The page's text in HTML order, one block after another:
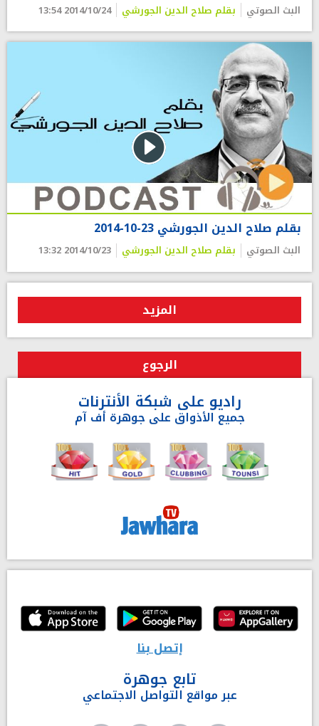
البث الصوتي بقلم صلاح الدين الجورشي 2014/10/24 13:54
بقلم صلاح الدين الجورشي 23-10-2014
البث الصوتي بقلم صلاح الدين الجورشي 2014/10/23 13:32
المزيد
الرجوع
راديو على شبكة الأنترنات
جميع الأذواق على جوهرة أف آم
إتصل بنا
تابع جوهرة
عبر مواقع التواصل الاجتماعي